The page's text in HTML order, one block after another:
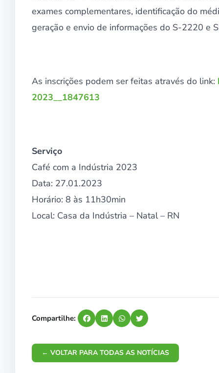
exames complementares, identificação do
geração e envio de informações do S-2220 e
As inscrições podem ser feitas através do link:
2023__1847613
Serviço
Café com a Indústria 2023
Data: 27.01.2023
Horário: 8 às 11h30min
Local: Casa da Indústria – Natal – RN
Compartilhe:
← VOLTAR PARA TODAS AS NOTÍCIAS